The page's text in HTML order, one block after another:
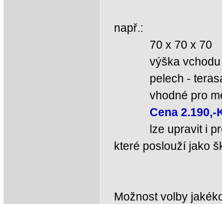
např.:
70 x 70 x 70
výška vchodu
pelech - terasa
vhodné pro
Cena 2.190,-
lze upravit i pro
které poslouží jako
Možnost volby